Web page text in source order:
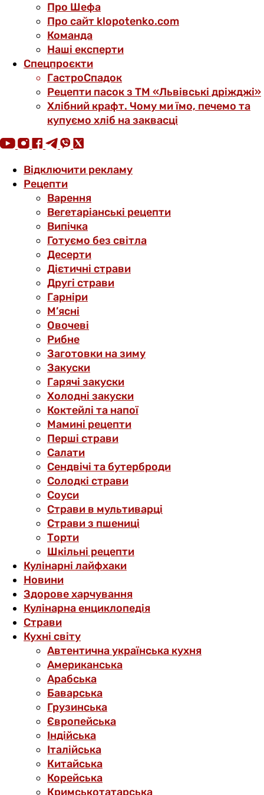
Про Шефа
Про сайт klopotenko.com
Команда
Наші експерти
Спецпроєкти
ГастроСпадок
Рецепти пасок з ТМ «Львівські дріжджі»
Хлібний крафт. Чому ми їмо, печемо та
купуємо хліб на заквасці
Відключити рекламу
Рецепти
Варення
Вегетаріанські рецепти
Випічка
Готуємо без світла
Десерти
Дієтичні страви
Другі страви
Гарніри
М’ясні
Овочеві
Рибне
Заготовки на зиму
Закуски
Гарячі закуски
Холодні закуски
Коктейлі та напої
Мамині рецепти
Перші страви
Салати
Сендвічі та бутерброди
Солодкі страви
Соуси
Страви в мультиварці
Страви з пшениці
Торти
Шкільні рецепти
Кулінарні лайфхаки
Новини
Здорове харчування
Кулінарна енциклопедія
Страви
Кухні світу
Автентична українська кухня
Американська
Арабська
Баварська
Грузинська
Європейська
Індійська
Італійська
Китайська
Корейська
Кримськотатарська